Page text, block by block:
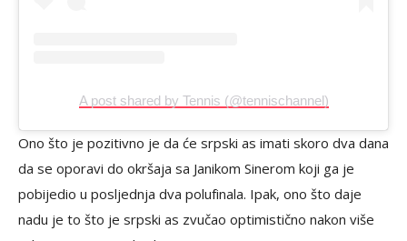
A post shared by Tennis (@tennischannel)
Ono što je pozitivno je da će srpski as imati skoro dva dana
da se oporavi do okršaja sa Janikom Sinerom koji ga je
pobijedio u posljednja dva polufinala. Ipak, ono što daje
nadu je to što je srpski as zvučao optimistično nakon više